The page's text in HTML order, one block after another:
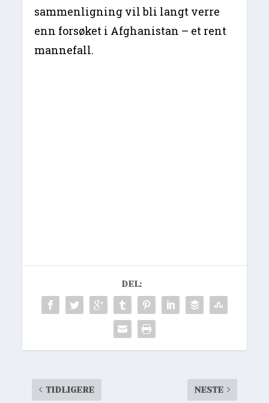
sammenligning vil bli langt verre
enn forsøket i Afghanistan – et rent
mannefall.
DEL:
TIDLIGERE NESTE